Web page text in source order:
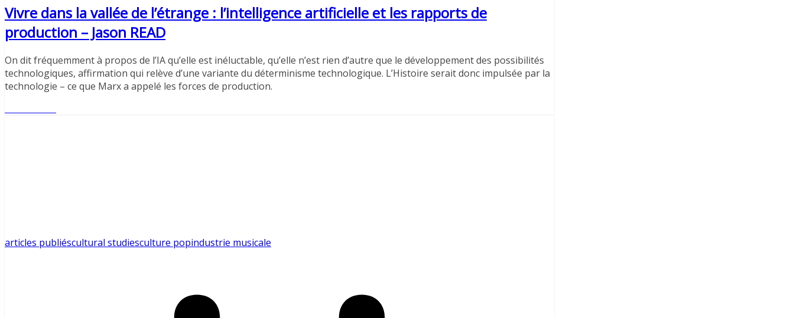
Vivre dans la vallée de l’étrange : l’intelligence artificielle et les rapports de
production – Jason READ
On dit fréquemment à propos de l’IA qu’elle est inéluctable, qu’elle n’est rien d’autre que le développement des possibilités
technologiques, affirmation qui relève d’une variante du déterminisme technologique. L’Histoire serait donc impulsée par la
technologie – ce que Marx a appelé les forces de production.
articles publiéscultural studiesculture popindustrie musicale